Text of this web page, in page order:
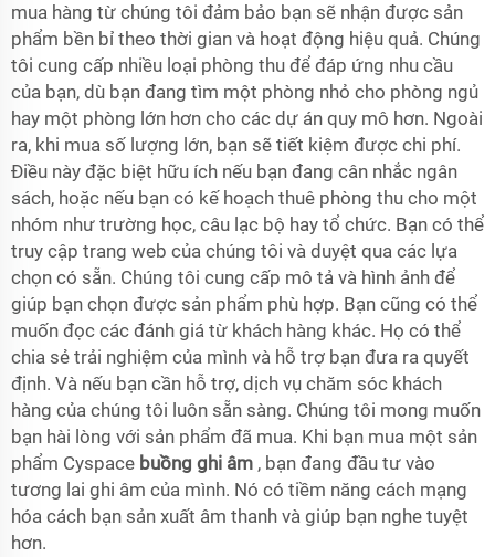
mua hàng từ chúng tôi đảm bảo bạn sẽ nhận được sản
phẩm bền bỉ theo thời gian và hoạt động hiệu quả. Chúng
tôi cung cấp nhiều loại phòng thu để đáp ứng nhu cầu
của bạn, dù bạn đang tìm một phòng nhỏ cho phòng ngủ
hay một phòng lớn hơn cho các dự án quy mô hơn. Ngoài
ra, khi mua số lượng lớn, bạn sẽ tiết kiệm được chi phí.
Điều này đặc biệt hữu ích nếu bạn đang cân nhắc ngân
sách, hoặc nếu bạn có kế hoạch thuê phòng thu cho một
nhóm như trường học, câu lạc bộ hay tổ chức. Bạn có thể
truy cập trang web của chúng tôi và duyệt qua các lựa
chọn có sẵn. Chúng tôi cung cấp mô tả và hình ảnh để
giúp bạn chọn được sản phẩm phù hợp. Bạn cũng có thể
muốn đọc các đánh giá từ khách hàng khác. Họ có thể
chia sẻ trải nghiệm của mình và hỗ trợ bạn đưa ra quyết
định. Và nếu bạn cần hỗ trợ, dịch vụ chăm sóc khách
hàng của chúng tôi luôn sẵn sàng. Chúng tôi mong muốn
bạn hài lòng với sản phẩm đã mua. Khi bạn mua một sản
phẩm Cyspace buồng ghi âm , bạn đang đầu tư vào
tương lai ghi âm của mình. Nó có tiềm năng cách mạng
hóa cách bạn sản xuất âm thanh và giúp bạn nghe tuyệt
hơn.